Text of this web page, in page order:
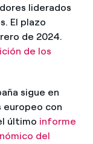
liderados
El plazo
de 2024.
de los
sigue en
europeo con
último informe
del